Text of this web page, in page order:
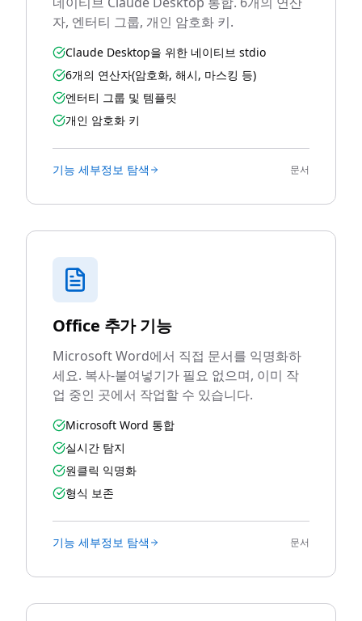
자, 엔터티 그룹, 개인 암호화 키.
Claude Desktop을 위한 네이티브 stdio
6개의 연산자(암호화, 해시, 마스킹 등)
엔터티 그룹 및 템플릿
개인 암호화 키
기능 세부정보 탐색 문서
Office 추가 기능
Microsoft Word에서 직접 문서를 익명화하
세요. 복사-붙여넣기가 필요 없으며, 이미 작
업 중인 곳에서 작업할 수 있습니다.
Microsoft Word 통합
실시간 탐지
원클릭 익명화
형식 보존
기능 세부정보 탐색 문서